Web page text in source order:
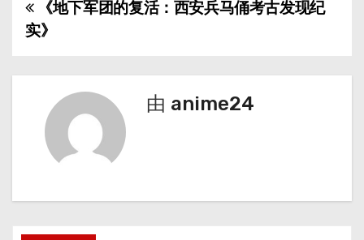
文
章
导
航
《地下军团的复活：西安兵马俑考古发现纪
实》
由 anime24